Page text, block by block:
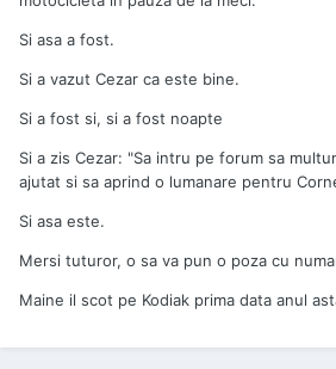
Si asa a fost.
Si a vazut Cezar ca este bine.
Si a fost si, si a fost noapte
Si a zis Cezar: "Sa intru pe forum sa
ajutat si sa aprind o lumanare pentru
Si asa este.
Mersi tuturor, o sa va pun o poza cu
Maine il scot pe Kodiak prima data anul